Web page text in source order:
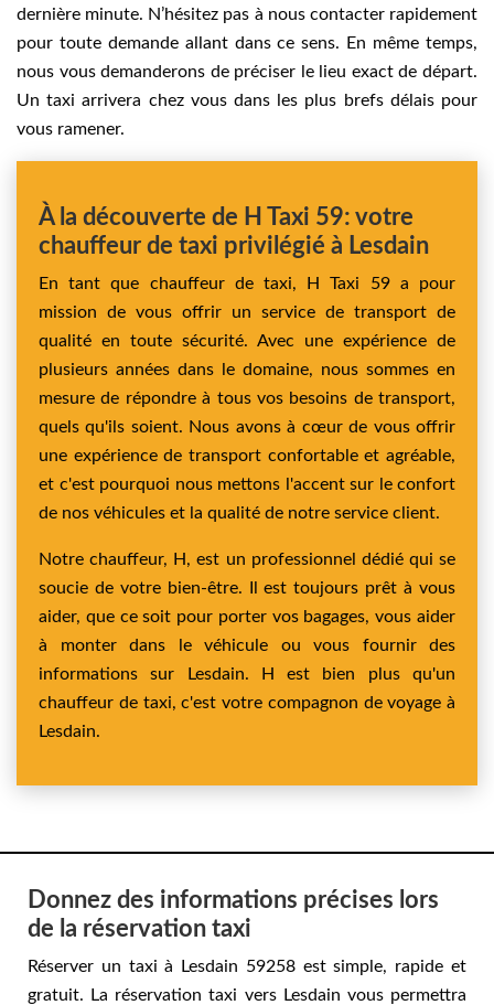
dernière minute. N’hésitez pas à nous contacter rapidement
pour toute demande allant dans ce sens. En même temps,
nous vous demanderons de préciser le lieu exact de départ.
Un taxi arrivera chez vous dans les plus brefs délais pour
vous ramener.
À la découverte de H Taxi 59: votre
chauffeur de taxi privilégié à Lesdain
En tant que chauffeur de taxi, H Taxi 59 a pour
mission de vous offrir un service de transport de
qualité en toute sécurité. Avec une expérience de
plusieurs années dans le domaine, nous sommes en
mesure de répondre à tous vos besoins de transport,
quels qu'ils soient. Nous avons à cœur de vous offrir
une expérience de transport confortable et agréable,
et c'est pourquoi nous mettons l'accent sur le confort
de nos véhicules et la qualité de notre service client.
Notre chauffeur, H, est un professionnel dédié qui se
soucie de votre bien-être. Il est toujours prêt à vous
aider, que ce soit pour porter vos bagages, vous aider
à monter dans le véhicule ou vous fournir des
informations sur Lesdain. H est bien plus qu'un
chauffeur de taxi, c'est votre compagnon de voyage à
Lesdain.
Donnez des informations précises lors
de la réservation taxi
Réserver un taxi à Lesdain 59258 est simple, rapide et
gratuit. La réservation taxi vers Lesdain vous permettra